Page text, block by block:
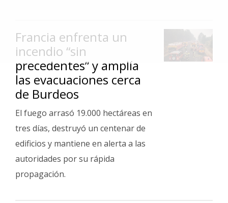
Clasificados
Fúnebres
Francia enfrenta un
incendio “sin
precedentes” y amplía
las evacuaciones cerca
de Burdeos
El fuego arrasó 19.000 hectáreas en
tres días, destruyó un centenar de
edificios y mantiene en alerta a las
autoridades por su rápida
propagación.